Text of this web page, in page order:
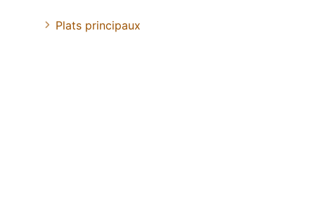
Plats principaux